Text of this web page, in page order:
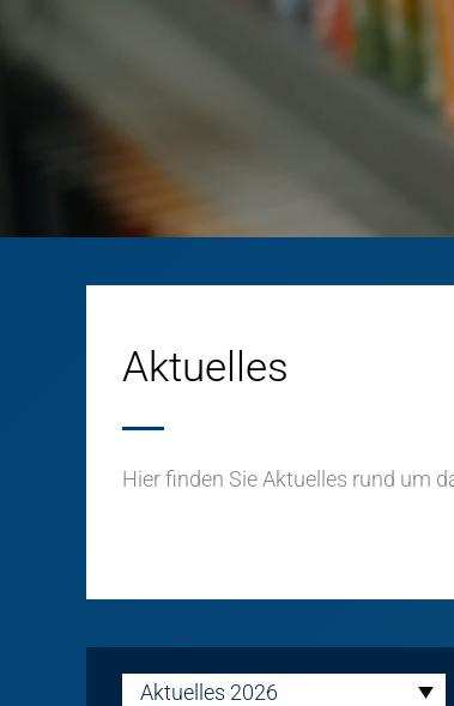
Aktuelles
Hier finden Sie Aktuelles rund um
Aktuelles 2026